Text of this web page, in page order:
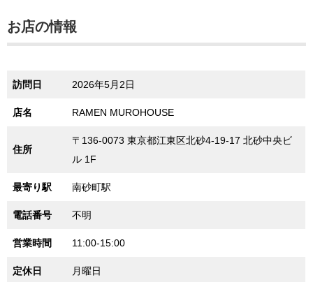
お店の情報
訪問日 2026年5月2日
店名 RAMEN MUROHOUSE
住所
〒136-0073 東京都江東区北砂4-19-17 北砂中央ビ
ル 1F
最寄り駅 南砂町駅
電話番号 不明
営業時間 11:00-15:00
定休日 月曜日